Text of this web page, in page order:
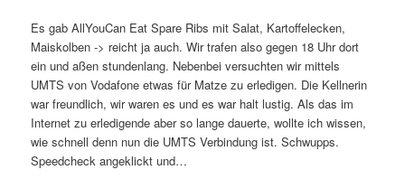
Es gab AllYouCan Eat Spare Ribs mit Salat, Kartoffelecken,
Maiskolben -> reicht ja auch. Wir trafen also gegen 18 Uhr dort
ein und aßen stundenlang. Nebenbei versuchten wir mittels
UMTS von Vodafone etwas für Matze zu erledigen. Die Kellnerin
war freundlich, wir waren es und es war halt lustig. Als das im
Internet zu erledigende aber so lange dauerte, wollte ich wissen,
wie schnell denn nun die UMTS Verbindung ist. Schwupps.
Speedcheck angeklickt und…